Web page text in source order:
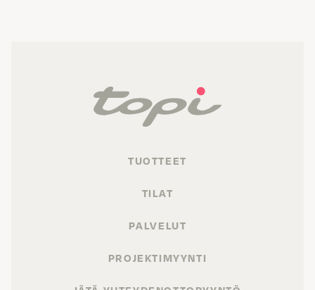
TUOTTEET
TILAT
PALVELUT
PROJEKTIMYYNTI